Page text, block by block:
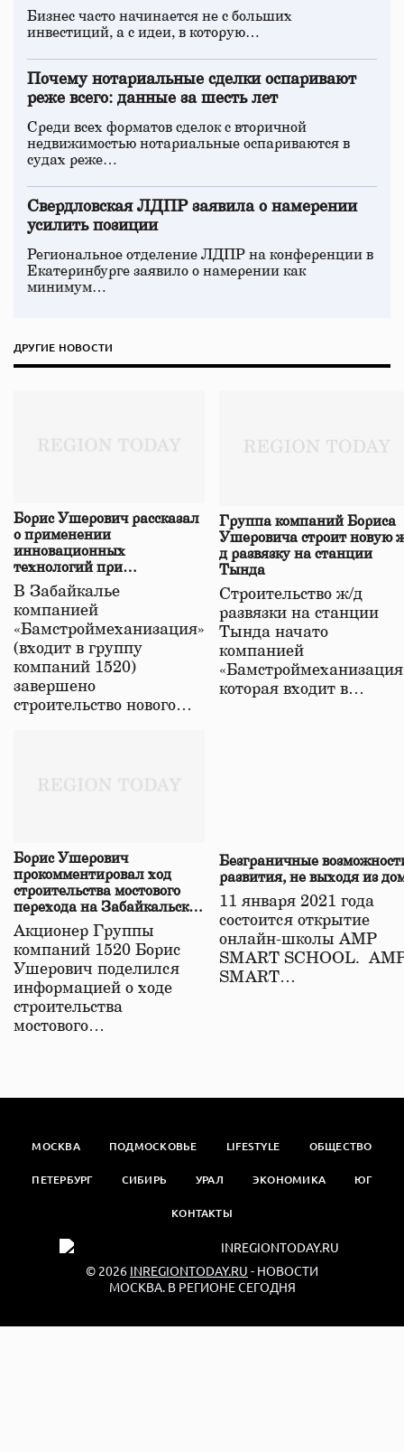
Бизнес часто начинается не с больших
инвестиций, а с идеи, в которую…
Почему нотариальные сделки оспаривают
реже всего: данные за шесть лет
Среди всех форматов сделок с вторичной
недвижимостью нотариальные оспариваются в
судах реже…
Свердловская ЛДПР заявила о намерении
усилить позиции
Региональное отделение ЛДПР на конференции в
Екатеринбурге заявило о намерении как
минимум…
ДРУГИЕ НОВОСТИ
Борис Ушерович рассказал
о применении
инновационных
технологий при
строительстве нового моста
в Забайкалье
В Забайкалье
компанией
«Бамстроймеханизация»
(входит в группу
компаний 1520)
завершено
строительство нового…
Группа компаний Бориса
Ушеровича строит новую
д развязку на станции
Тында
Строительство ж/д
развязки на станции
Тында начато
компанией
которая входит в…
Борис Ушерович
прокомментировал ход
строительства мостового
перехода на Забайкальской
железной дороге
Акционер Группы
компаний 1520 Борис
Ушерович поделился
информацией о ходе
строительства
мостового…
Безграничные
развития, не выходя из
11 января 2021 года
состоится открытие
онлайн-школы АМР
SMART SCHOOL.
SMART…
МОСКВА ПОДМОСКОВЬЕ LIFESTYLE ОБЩЕСТВО
ПЕТЕРБУРГ СИБИРЬ УРАЛ ЭКОНОМИКА ЮГ
КОНТАКТЫ
© 2026 INREGIONTODAY.RU - НОВОСТИ
МОСКВА. В РЕГИОНЕ СЕГОДНЯ